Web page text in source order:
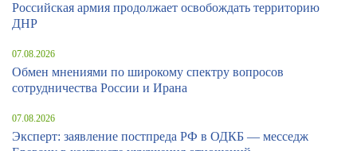
Российская армия продолжает освобождать территорию
ДНР
07.08.2026
Обмен мнениями по широкому спектру вопросов
сотрудничества России и Ирана
07.08.2026
Эксперт: заявление постпреда РФ в ОДКБ — месседж